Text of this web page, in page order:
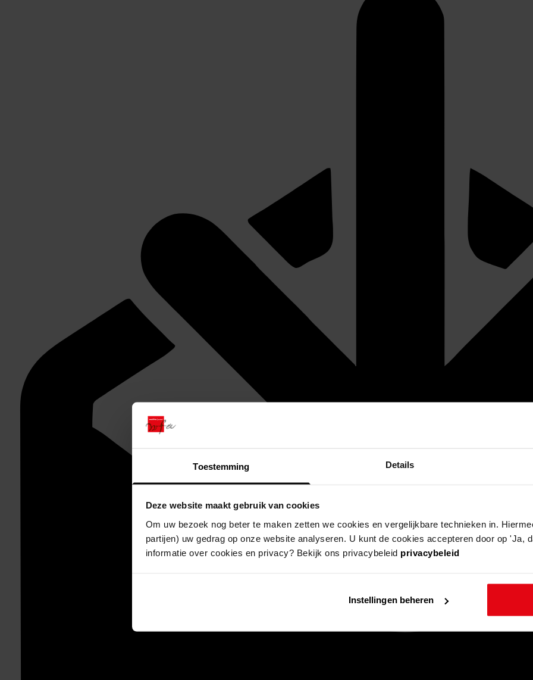
Toestemming Details
Deze website maakt gebruik van cookies
Om uw bezoek nog beter te maken zetten we cookies en vergelijkbare technieken in.
partijen) uw gedrag op onze website analyseren. U kunt de cookies accepteren door op 'Ja,
informatie over cookies en privacy? Bekijk ons privacybeleid privacybeleid
Instellingen beheren